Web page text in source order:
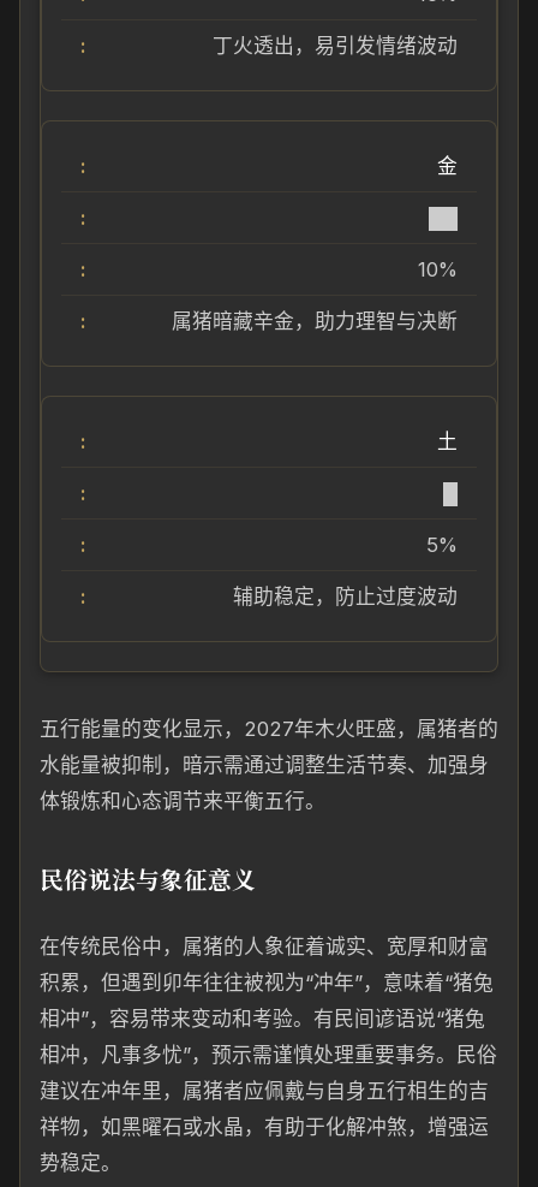
丁火透出，易引发情绪波动
金
10%
属猪暗藏辛金，助力理智与决断
土
5%
辅助稳定，防止过度波动
五行能量的变化显示，2027年木火旺盛，属猪者的
水能量被抑制，暗示需通过调整生活节奏、加强身
体锻炼和心态调节来平衡五行。
民俗说法与象征意义
在传统民俗中，属猪的人象征着诚实、宽厚和财富
积累，但遇到卯年往往被视为“冲年”，意味着“猪兔
相冲”，容易带来变动和考验。有民间谚语说“猪兔
相冲，凡事多忧”，预示需谨慎处理重要事务。民俗
建议在冲年里，属猪者应佩戴与自身五行相生的吉
祥物，如黑曜石或水晶，有助于化解冲煞，增强运
势稳定。